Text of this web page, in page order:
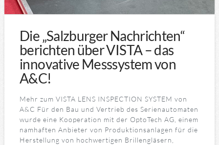
Die „Salzburger Nachrichten“
berichten über VISTA – das
innovative Messsystem von
A&C!
Mehr zum VISTA LENS INSPECTION SYSTEM von
A&C Für den Bau und Vertrieb des Serienautomaten
wurde eine Kooperation mit der OptoTech AG, einem
namhaften Anbieter von Produktionsanlagen für die
Herstellung von hochwertigen Brillengläsern,